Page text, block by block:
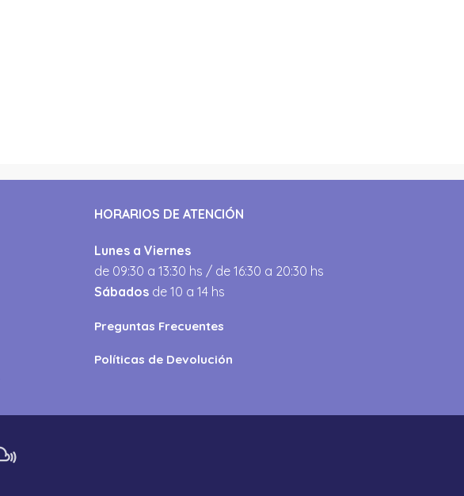
HORARIOS DE ATENCIÓN
Lunes a Viernes
de 09:30 a 13:30 hs / de 16:30 a 20:30 hs
Sábados de 10 a 14 hs
Preguntas Frecuentes
Políticas de Devolución